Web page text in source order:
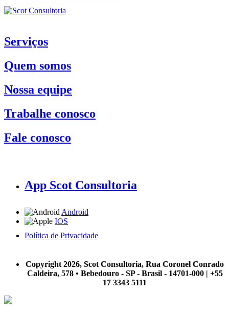
Serviços
Quem somos
Nossa equipe
Trabalhe conosco
Fale conosco
App Scot Consultoria
Android
IOS
Política de Privacidade
Copyright 2026, Scot Consultoria, Rua Coronel Conrado
Caldeira, 578 • Bebedouro - SP - Brasil - 14701-000 | +55
17 3343 5111